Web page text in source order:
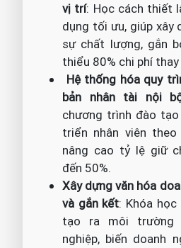
vị trí: Học cách thiết
dụng tối ưu, giúp xây
sự chất lượng, gắn
thiểu 80% chi phí
Hệ thống hóa quy
bản nhân tài nội
chương trình đào
triển nhân viên
nâng cao tỷ lệ giữ
đến 50%.
Xây dựng văn hóa
và gắn kết: Khóa
tạo ra môi trường
nghiệp, biến doanh